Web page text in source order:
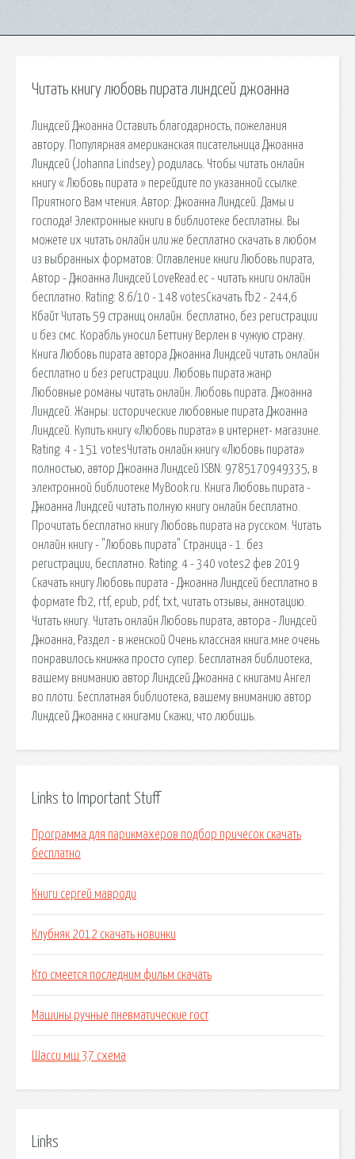
Читать книгу любовь пирата линдсей джоанна
Линдсей Джоанна Оставить благодарность, пожелания
автору. Популярная американская писательница Джоанна
Линдсей (Johanna Lindsey) родилась. Чтобы читать онлайн
книгу « Любовь пирата » перейдите по указанной ссылке.
Приятного Вам чтения. Автор: Джоанна Линдсей. Дамы и
господа! Электронные книги в библиотеке бесплатны. Вы
можете их читать онлайн или же бесплатно скачать в любом
из выбранных форматов: Оглавление книги Любовь пирата,
Автор - Джоанна Линдсей LoveRead.ec - читать книги онлайн
бесплатно. Rating: 8.6/10 - 148 votesCкачать fb2 - 244,6
Кбайт Читать 59 страниц онлайн. бесплатно, без регистрации
и без смс. Корабль уносил Беттину Верлен в чужую страну.
Книга Любовь пирата автора Джоанна Линдсей читать онлайн
бесплатно и без регистрации. Любовь пирата жанр
Любовные романы читать онлайн. Любовь пирата. Джоанна
Линдсей. Жанры: исторические любовные пирата Джоанна
Линдсей. Купить книгу «Любовь пирата» в интернет- магазине.
Rating: 4 - 151 votesЧитать онлайн книгу «Любовь пирата»
полностью, автор Джоанна Линдсей ISBN: 9785170949335, в
электронной библиотеке MyBook.ru. Книга Любовь пирата -
Джоанна Линдсей читать полную книгу онлайн бесплатно.
Прочитать бесплатно книгу Любовь пирата на русском. Читать
онлайн книгу - "Любовь пирата" Страница - 1. без
регистрации, бесплатно. Rating: 4 - 340 votes2 фев 2019
Скачать книгу Любовь пирата - Джоанна Линдсей бесплатно в
формате fb2, rtf, epub, pdf, txt, читать отзывы, аннотацию.
Читать книгу. Читать онлайн Любовь пирата, автора - Линдсей
Джоанна, Раздел - в женской Очень классная книга.мне очень
понравилось книжка просто супер. Бесплатная библиотека,
вашему вниманию автор Линдсей Джоанна с книгами Ангел
во плоти. Бесплатная библиотека, вашему вниманию автор
Линдсей Джоанна с книгами Скажи, что любишь.
Links to Important Stuff
Программа для парикмахеров подбор причесок скачать
бесплатно
Книги сергей мавроди
Клубняк 2012 скачать новинки
Кто смеется последним фильм скачать
Машины ручные пневматические гост
Шасси мш 37 схема
Links